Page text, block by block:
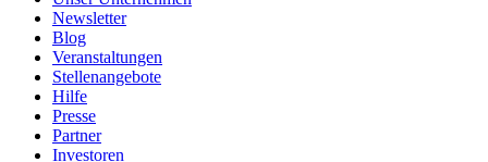
Newsletter
Blog
Veranstaltungen
Stellenangebote
Hilfe
Presse
Partner
Investoren